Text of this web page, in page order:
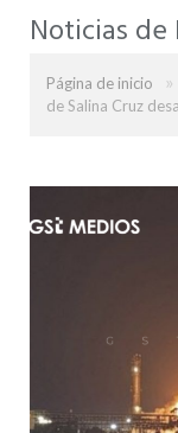
Noticias
Página de inicio »
de Salina Cruz